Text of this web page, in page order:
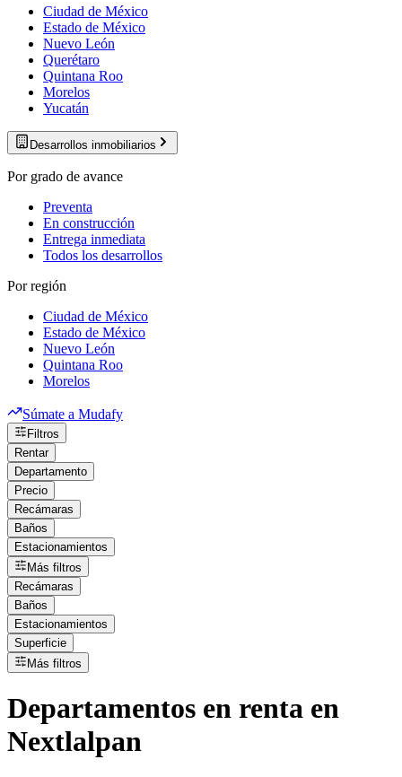
Ciudad de México
Estado de México
Nuevo León
Querétaro
Quintana Roo
Morelos
Yucatán
Desarrollos inmobiliarios
Por grado de avance
Preventa
En construcción
Entrega inmediata
Todos los desarrollos
Por región
Ciudad de México
Estado de México
Nuevo León
Quintana Roo
Morelos
Súmate a Mudafy
Filtros
Rentar
Departamento
Precio
Recámaras
Baños
Estacionamientos
Más filtros
Recámaras
Baños
Estacionamientos
Superficie
Más filtros
Departamentos en renta en
Nextlalpan